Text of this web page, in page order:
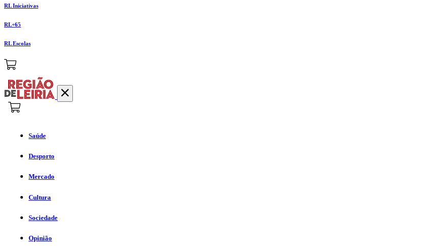
RL Iniciativas
RL+65
RL Escolas
Saúde
Desporto
Mercado
Cultura
Sociedade
Opinião